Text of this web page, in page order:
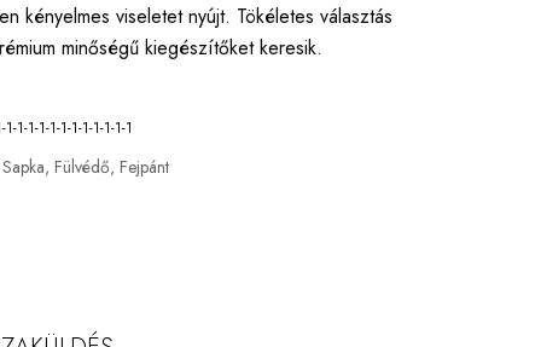
kényelmes viseletet nyújt. Tökéletes választás
minőségű kiegészítőket keresik.
1-1-1-1-1-1-1-1-1-1-1
Sapka, Fülvédő, Fejpánt